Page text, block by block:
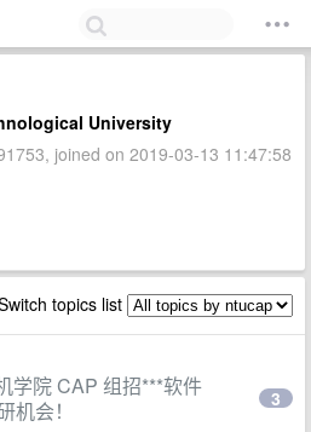
University
joined on 2019-03-13 11:47:58
topics list
学院 CAP 组招***软件
会！
3